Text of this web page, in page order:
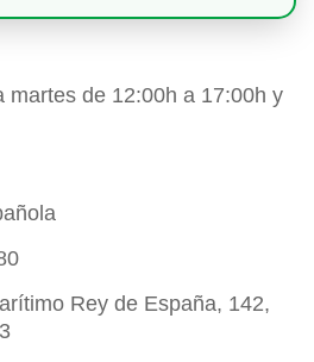
martes de 12:00h a 17:00h y
Rey de España, 142,